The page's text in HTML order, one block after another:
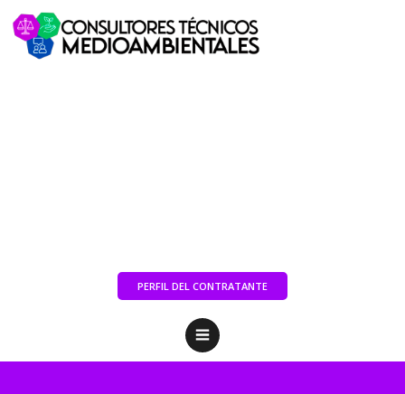
PERFIL DEL CONTRATANTE